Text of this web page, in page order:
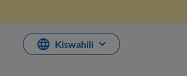
kwenye
maudhui
Kiswahili